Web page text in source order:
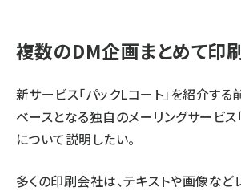
複数のDM企画まとめて印
新サービス「パックLコート」を紹介する
ベースとなる独自のメーリングサービス
について説明したい。
多くの印刷会社は、テキストや画像など